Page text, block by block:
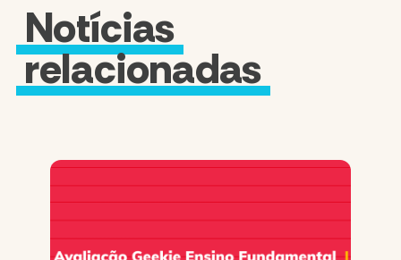
Notícias
relacionadas